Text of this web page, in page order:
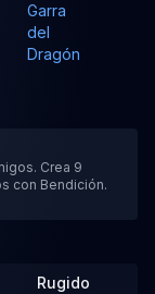
Garra
del
Dragón
Crea 9
con Bendición.
Rugido